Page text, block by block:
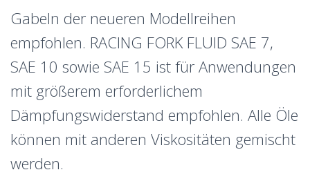
Gabeln der neueren Modellreihen
empfohlen. RACING FORK FLUID SAE 7,
SAE 10 sowie SAE 15 ist für Anwendungen
mit größerem erforderlichem
Dämpfungswiderstand empfohlen. Alle Öle
können mit anderen Viskositäten gemischt
werden.